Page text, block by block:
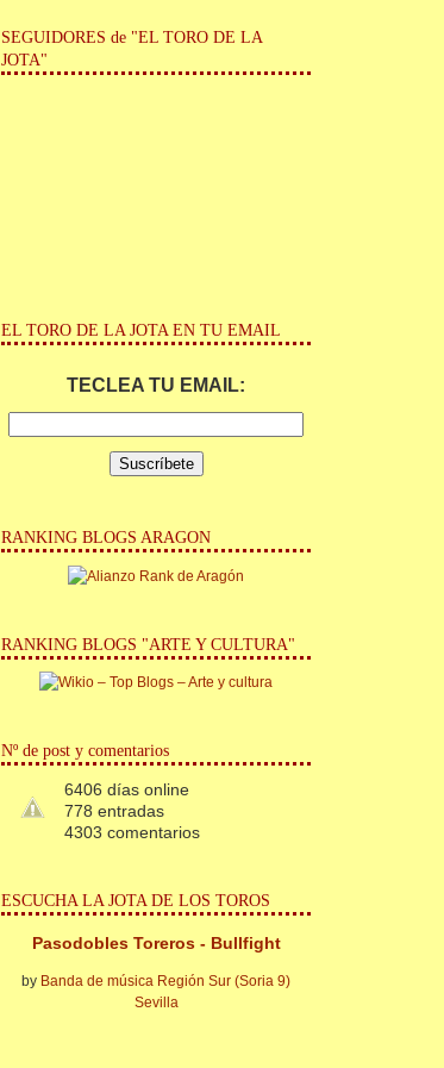
SEGUIDORES de "EL TORO DE LA
JOTA"
EL TORO DE LA JOTA EN TU EMAIL
TECLEA TU EMAIL:
RANKING BLOGS ARAGON
RANKING BLOGS "ARTE Y CULTURA"
Nº de post y comentarios
6406 días online
778 entradas
4303 comentarios
ESCUCHA LA JOTA DE LOS TOROS
Pasodobles Toreros - Bullfight
by Banda de música Región Sur (Soria 9)
Sevilla